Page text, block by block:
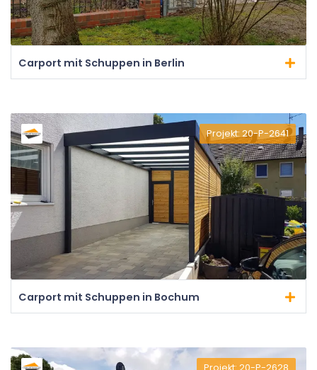
Carport mit Schuppen in Berlin
Projekt: 20-P-2641
Carport mit Schuppen in Bochum
Projekt: 20-P-2628